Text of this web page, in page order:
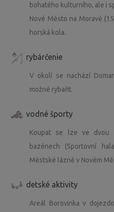
bohatého kulturního, ale i
Nové Město na Moravě
horská kola.
rybárčenie
V okolí se nachází
možné rybařit.
vodné športy
Koupat se lze ve dvou
bazénech (Sportovní
Městské lázně v Novém
detské aktivity
Areál Borovinka v